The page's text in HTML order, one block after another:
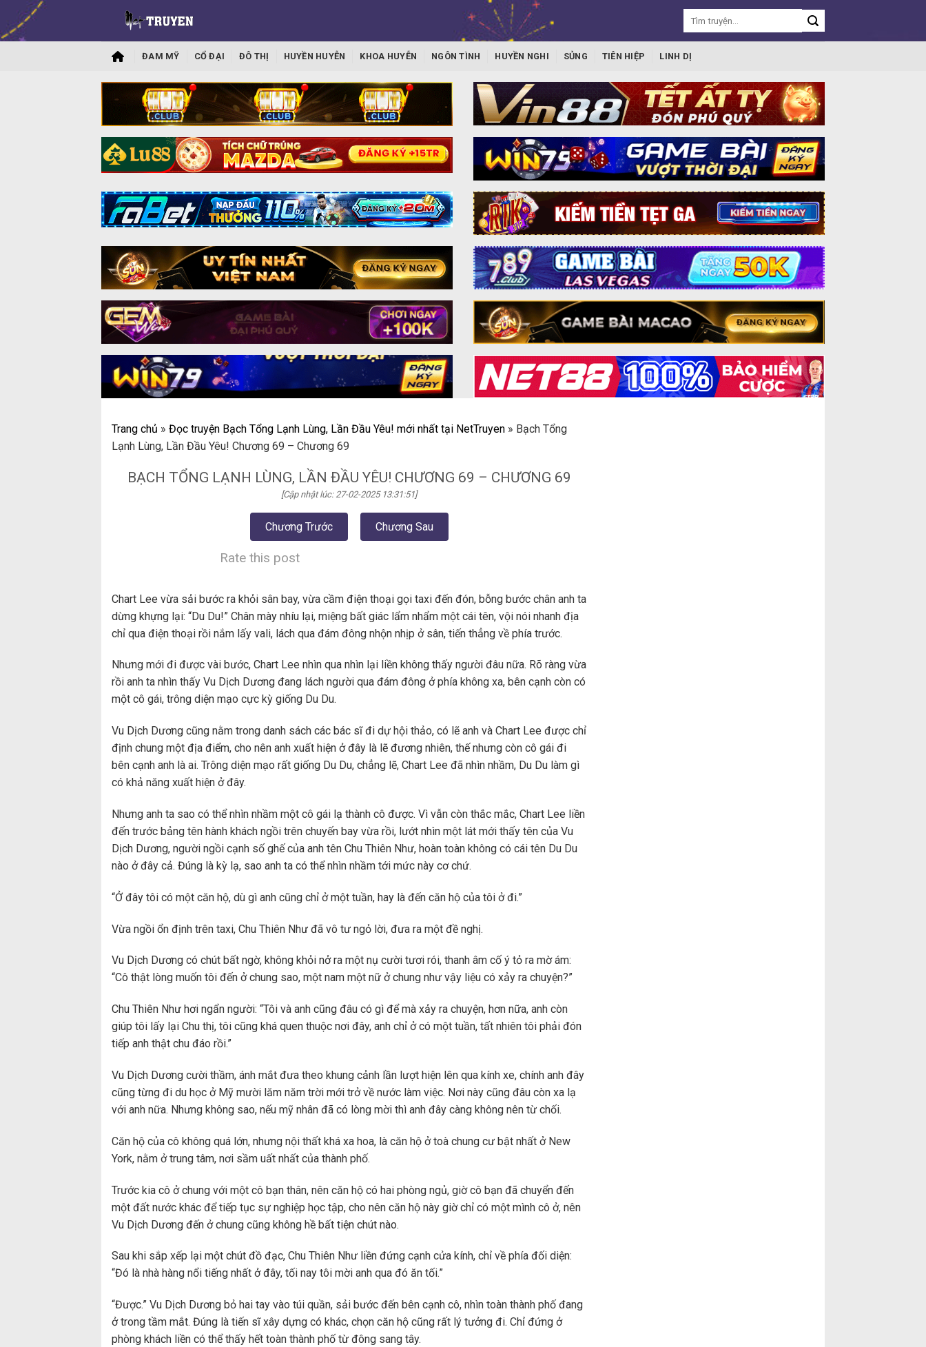
ĐAM MỸ CỔ ĐẠI ĐÔ THỊ HUYỀN HUYỄN KHOA HUYỄN NGÔN TÌNH HUYỀN NGHI SỦNG TIÊN HIỆP LINH DỊ
Trang chủ » Đọc truyện Bạch Tổng Lạnh Lùng, Lần Đầu Yêu! mới nhất tại NetTruyen » Bạch Tổng
Lạnh Lùng, Lần Đầu Yêu! Chương 69 – Chương 69
BẠCH TỔNG LẠNH LÙNG, LẦN ĐẦU YÊU! CHƯƠNG 69 – CHƯƠNG 69
[Cập nhật lúc: 27-02-2025 13:31:51]
Chương Trước Chương Sau
Rate this post
Chart Lee vừa sải bước ra khỏi sân bay, vừa cầm điện thoại gọi taxi đến đón, bỗng bước chân anh ta
dừng khựng lại: “Du Du!” Chân mày nhíu lại, miệng bất giác lẩm nhẩm một cái tên, vội nói nhanh địa
chỉ qua điện thoại rồi nắm lấy vali, lách qua đám đông nhộn nhịp ở sân, tiến thẳng về phía trước.
Nhưng mới đi được vài bước, Chart Lee nhìn qua nhìn lại liền không thấy người đâu nữa. Rõ ràng vừa
rồi anh ta nhìn thấy Vu Dịch Dương đang lách người qua đám đông ở phía không xa, bên cạnh còn có
một cô gái, trông diện mạo cực kỳ giống Du Du.
Vu Dịch Dương cũng nằm trong danh sách các bác sĩ đi dự hội thảo, có lẽ anh và Chart Lee được chỉ
định chung một địa điểm, cho nên anh xuất hiện ở đây là lẽ đương nhiên, thế nhưng còn cô gái đi
bên cạnh anh là ai. Trông diện mạo rất giống Du Du, chẳng lẽ, Chart Lee đã nhìn nhầm, Du Du làm gì
có khả năng xuất hiện ở đây.
Nhưng anh ta sao có thể nhìn nhầm một cô gái lạ thành cô được. Vì vẫn còn thắc mắc, Chart Lee liền
đến trước bảng tên hành khách ngồi trên chuyến bay vừa rồi, lướt nhìn một lát mới thấy tên của Vu
Dịch Dương, người ngồi cạnh số ghế của anh tên Chu Thiên Như, hoàn toàn không có cái tên Du Du
nào ở đây cả. Đúng là kỳ lạ, sao anh ta có thể nhìn nhầm tới mức này cơ chứ.
“Ở đây tôi có một căn hộ, dù gì anh cũng chỉ ở một tuần, hay là đến căn hộ của tôi ở đi.”
Vừa ngồi ổn định trên taxi, Chu Thiên Như đã vô tư ngỏ lời, đưa ra một đề nghị.
Vu Dịch Dương có chút bất ngờ, không khỏi nở ra một nụ cười tươi rói, thanh âm cố ý tỏ ra mờ ám:
“Cô thật lòng muốn tôi đến ở chung sao, một nam một nữ ở chung như vậy liệu có xảy ra chuyện?”
Chu Thiên Như hơi ngẩn người: “Tôi và anh cũng đâu có gì để mà xảy ra chuyện, hơn nữa, anh còn
giúp tôi lấy lại Chu thị, tôi cũng khá quen thuộc nơi đây, anh chỉ ở có một tuần, tất nhiên tôi phải đón
tiếp anh thật chu đáo rồi.”
Vu Dịch Dương cười thầm, ánh mắt đưa theo khung cảnh lần lượt hiện lên qua kính xe, chính anh đây
cũng từng đi du học ở Mỹ mười lăm năm trời mới trở về nước làm việc. Nơi này cũng đâu còn xa lạ
với anh nữa. Nhưng không sao, nếu mỹ nhân đã có lòng mời thì anh đây càng không nên từ chối.
Căn hộ của cô không quá lớn, nhưng nội thất khá xa hoa, là căn hộ ở toà chung cư bật nhất ở New
York, nằm ở trung tâm, nơi sầm uất nhất của thành phố.
Trước kia cô ở chung với một cô bạn thân, nên căn hộ có hai phòng ngủ, giờ cô bạn đã chuyển đến
một đất nước khác để tiếp tục sự nghiệp học tập, cho nên căn hộ này giờ chỉ có một mình cô ở, nên
Vu Dịch Dương đến ở chung cũng không hề bất tiện chút nào.
Sau khi sắp xếp lại một chút đồ đạc, Chu Thiên Như liền đứng cạnh cửa kính, chỉ về phía đối diện:
“Đó là nhà hàng nổi tiếng nhất ở đây, tối nay tôi mời anh qua đó ăn tối.”
“Được.” Vu Dịch Dương bỏ hai tay vào túi quần, sải bước đến bên cạnh cô, nhìn toàn thành phố đang
ở trong tầm mắt. Đúng là tiến sĩ xây dựng có khác, chọn căn hộ cũng rất lý tưởng đi. Chỉ đứng ở
phòng khách liền có thể thấy hết toàn thành phố từ đông sang tây.